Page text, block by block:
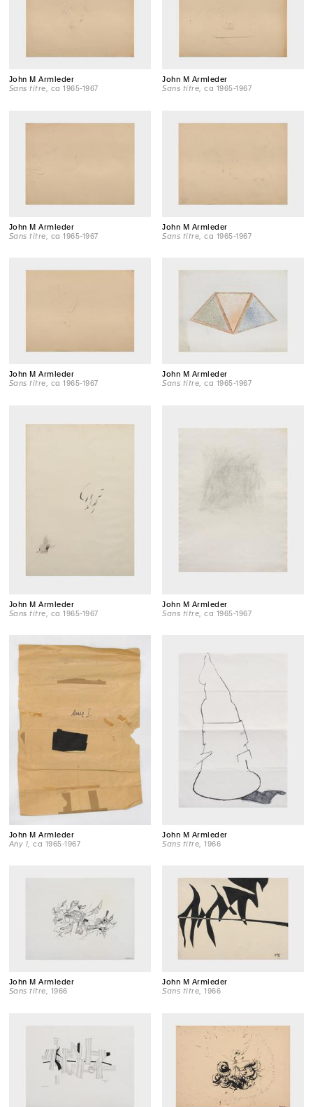
John M Armleder
Sans titre , ca 1965-1967
John M Armleder
Sans titre , ca 1965-1967
John M Armleder
Sans titre , ca 1965-1967
John M Armleder
Sans titre , ca 1965-1967
John M Armleder
Sans titre, ca 1965-1967
John M Armleder
Sans titre, ca 1965-1967
John M Armleder
Sans titre , ca 1965-1967
John M Armleder
Sans titre , ca 1965-1967
John M Armleder
Any I , ca 1965-1967
John M Armleder
Sans titre , 1966
John M Armleder
Sans titre , 1966
John M Armleder
Sans titre , 1966